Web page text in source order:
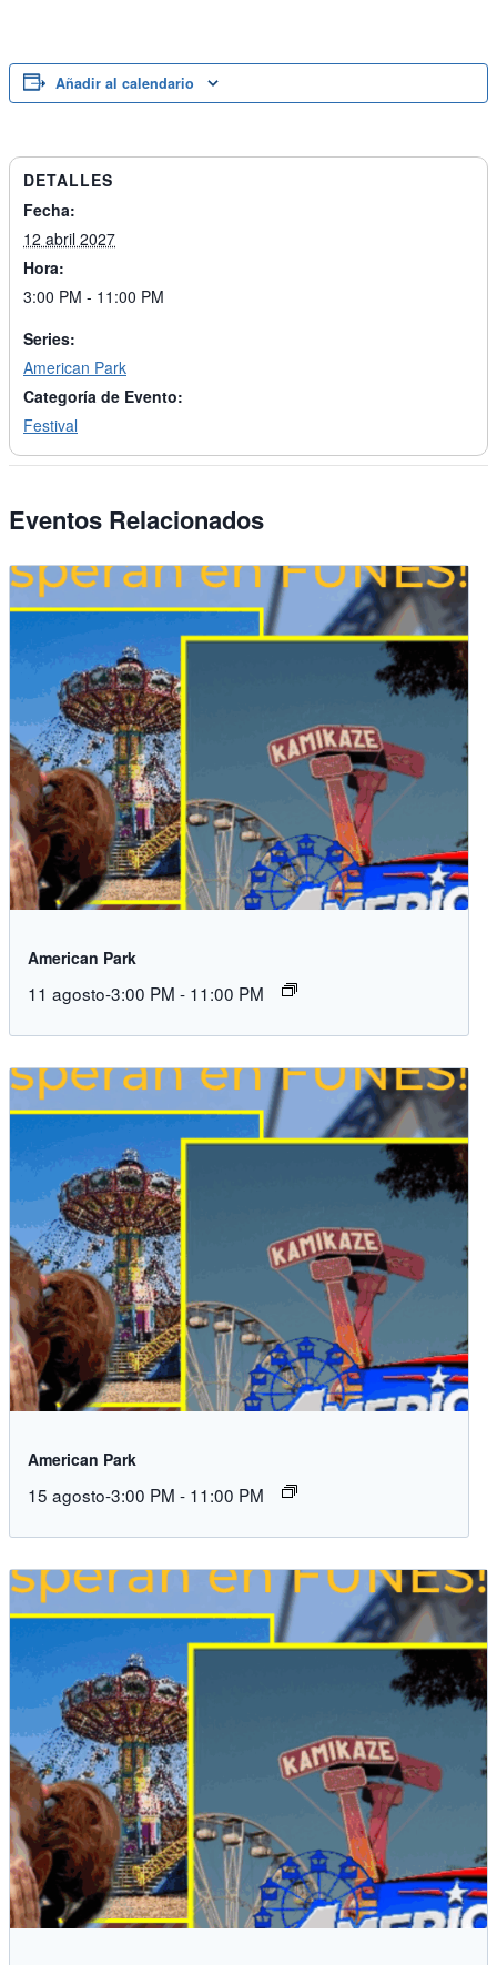
Añadir al calendario
DETALLES
Fecha:
12 abril 2027
Hora:
3:00 PM - 11:00 PM
Series:
American Park
Categoría de Evento:
Festival
Eventos Relacionados
American Park
11 agosto-3:00 PM - 11:00 PM
American Park
15 agosto-3:00 PM - 11:00 PM